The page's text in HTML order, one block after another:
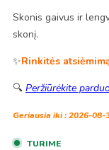
Skonis gaivus ir
skonį.
✨Rinkitės
🔍 Peržiūrėkite
Geriausia iki : 2026-08-
TURIME